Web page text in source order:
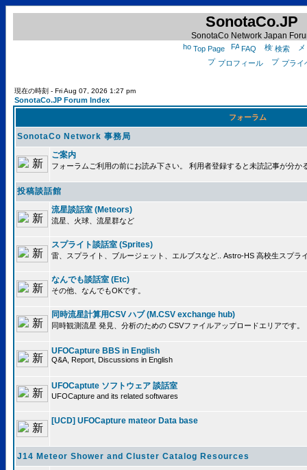
SonotaCo.JP
SonotaCo Network Japan
Top Page FAQ
検索
プロフィール
プライ
現在の時刻 - Fri Aug 07, 2026 1:27 pm
SonotaCo.JP Forum Index
フォーラム
SonotaCo Network 事務局
ご案内
フォーラムご利用の前にお読み下さい。 利用者登録すると未読記事が分か
投稿談話館
流星談話室 (Meteors)
流星、火球、流星群など
スプライト談話室 (Sprites)
雷、スプライト、ブルージェット、エルブスなど.. Astro-HS 高校生スプラ
なんでも談話室 (Etc)
その他、なんでもOKです。
同時流星計算用CSV ハブ (M.CSV exchange hub)
同時観測流星 発見、分析のための CSVファイルアップロードエリアです。
UFOCapture BBS in English
Q&A, Report, Discussions in English
UFOCaptute ソフトウェア 談話室
UFOCapture and its related softwares
[UCD] UFOCapture mateor Data base
J14 Meteor Shower and Cluster Catalog Resources